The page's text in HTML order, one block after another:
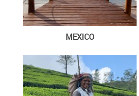
MEXICO